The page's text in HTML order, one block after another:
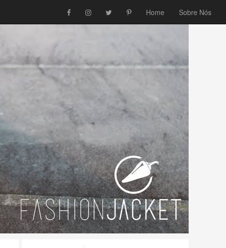
Home Sobre Nós